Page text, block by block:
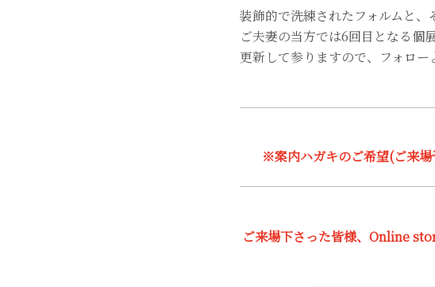
装飾的で洗練されたフォルムと
ご夫妻の当方では6回目となる個
更新して参りますので、フォロー
※案内ハガキのご希望(ご来場
ご来場下さった皆様、Online